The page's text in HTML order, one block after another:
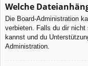
Welche
Die Board-Administration
verbieten. Falls du dir
kannst und du
Administration.